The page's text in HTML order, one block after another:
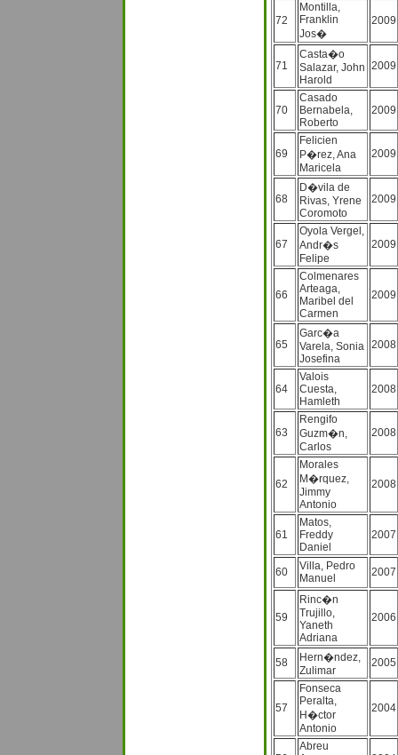
72
Montilla,
Franklin
Jos�
2009
71
Casta�o
Salazar, John
Harold
2009
70
Casado
Bernabela,
Roberto
2009
69
Felicien
P�rez, Ana
Maricela
2009
68
D�vila de
Rivas, Yrene
Coromoto
2009
67
Oyola Vergel,
Andr�s
Felipe
2009
66
Colmenares
Arteaga,
Maribel del
Carmen
2009
65
Garc�a
Varela, Sonia
Josefina
2008
64
Valois
Cuesta,
Hamleth
2008
63
Rengifo
Guzm�n,
Carlos
2008
62
Morales
M�rquez,
Jimmy
Antonio
2008
61
Matos,
Freddy
Daniel
2007
60
Villa, Pedro
Manuel
2007
59
Rinc�n
Trujillo,
Yaneth
Adriana
2006
58
Hern�ndez,
Zulimar
2005
57
Fonseca
Peralta,
H�ctor
Antonio
2004
Abreu